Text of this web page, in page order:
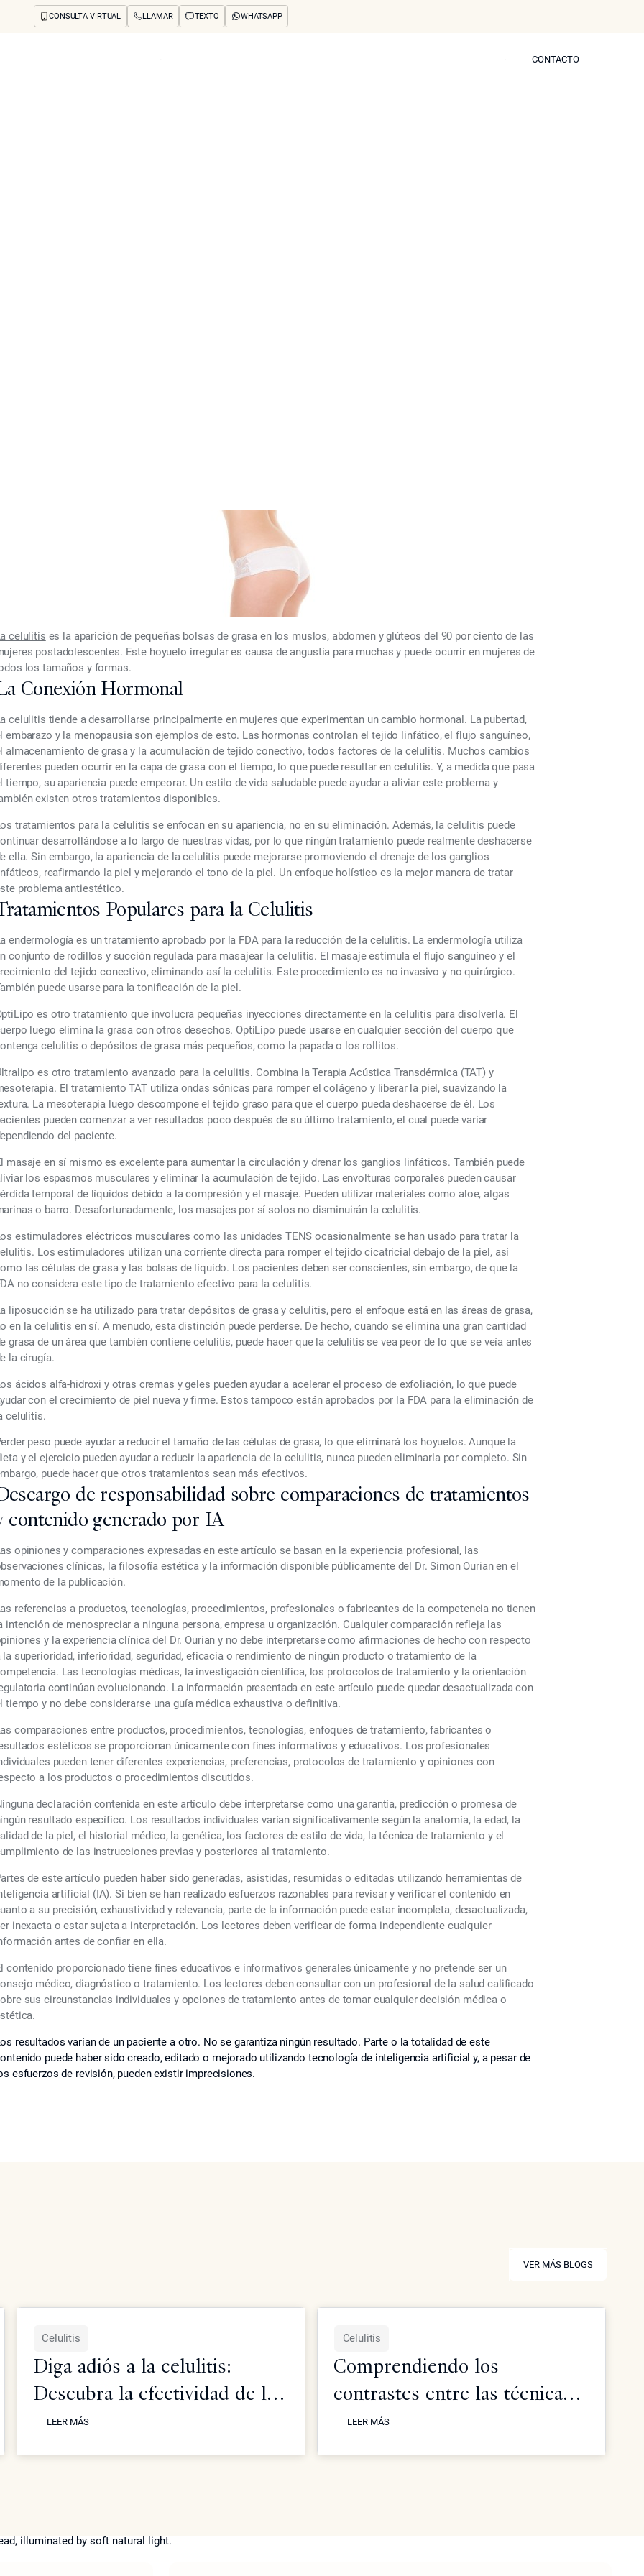
CONSULTA VIRTUAL LLAMAR TEXTO WHATSAPP
CONTACTO
celulitis es la aparición de pequeñas bolsas de grasa en los muslos, abdomen y glúteos del 90 por ciento de las
postadolescentes. Este hoyuelo irregular es causa de angustia para muchas y puede ocurrir en mujeres de
los tamaños y formas.
Conexión Hormonal
celulitis tiende a desarrollarse principalmente en mujeres que experimentan un cambio hormonal. La pubertad,
embarazo y la menopausia son ejemplos de esto. Las hormonas controlan el tejido linfático, el flujo sanguíneo,
almacenamiento de grasa y la acumulación de tejido conectivo, todos factores de la celulitis. Muchos cambios
pueden ocurrir en la capa de grasa con el tiempo, lo que puede resultar en celulitis. Y, a medida que pasa
tiempo, su apariencia puede empeorar. Un estilo de vida saludable puede ayudar a aliviar este problema y
existen otros tratamientos disponibles.
tratamientos para la celulitis se enfocan en su apariencia, no en su eliminación. Además, la celulitis puede
desarrollándose a lo largo de nuestras vidas, por lo que ningún tratamiento puede realmente deshacerse
ella. Sin embargo, la apariencia de la celulitis puede mejorarse promoviendo el drenaje de los ganglios
reafirmando la piel y mejorando el tono de la piel. Un enfoque holístico es la mejor manera de tratar
problema antiestético.
Populares para la Celulitis
endermología es un tratamiento aprobado por la FDA para la reducción de la celulitis. La endermología utiliza
conjunto de rodillos y succión regulada para masajear la celulitis. El masaje estimula el flujo sanguíneo y el
del tejido conectivo, eliminando así la celulitis. Este procedimiento es no invasivo y no quirúrgico.
puede usarse para la tonificación de la piel.
es otro tratamiento que involucra pequeñas inyecciones directamente en la celulitis para disolverla. El
luego elimina la grasa con otros desechos. OptiLipo puede usarse en cualquier sección del cuerpo que
celulitis o depósitos de grasa más pequeños, como la papada o los rollitos.
es otro tratamiento avanzado para la celulitis. Combina la Terapia Acústica Transdérmica (TAT) y
El tratamiento TAT utiliza ondas sónicas para romper el colágeno y liberar la piel, suavizando la
La mesoterapia luego descompone el tejido graso para que el cuerpo pueda deshacerse de él. Los
pueden comenzar a ver resultados poco después de su último tratamiento, el cual puede variar
del paciente.
masaje en sí mismo es excelente para aumentar la circulación y drenar los ganglios linfáticos. También puede
los espasmos musculares y eliminar la acumulación de tejido. Las envolturas corporales pueden causar
temporal de líquidos debido a la compresión y el masaje. Pueden utilizar materiales como aloe, algas
o barro. Desafortunadamente, los masajes por sí solos no disminuirán la celulitis.
estimuladores eléctricos musculares como las unidades TENS ocasionalmente se han usado para tratar la
Los estimuladores utilizan una corriente directa para romper el tejido cicatricial debajo de la piel, así
las células de grasa y las bolsas de líquido. Los pacientes deben ser conscientes, sin embargo, de que la
no considera este tipo de tratamiento efectivo para la celulitis.
liposucciónse ha utilizado para tratar depósitos de grasa y celulitis, pero el enfoque está en las áreas de grasa,
en la celulitis en sí. A menudo, esta distinción puede perderse. De hecho, cuando se elimina una gran cantidad
grasa de un área que también contiene celulitis, puede hacer que la celulitis se vea peor de lo que se veía antes
la cirugía.
ácidos alfa-hidroxi y otras cremas y geles pueden ayudar a acelerar el proceso de exfoliación, lo que puede
con el crecimiento de piel nueva y firme. Estos tampoco están aprobados por la FDA para la eliminación de
celulitis.
peso puede ayudar a reducir el tamaño de las células de grasa, lo que eliminará los hoyuelos. Aunque la
y el ejercicio pueden ayudar a reducir la apariencia de la celulitis, nunca pueden eliminarla por completo. Sin
puede hacer que otros tratamientos sean más efectivos.
de responsabilidad sobre comparaciones de tratamientos
contenido generado por IA
opiniones y comparaciones expresadas en este artículo se basan en la experiencia profesional, las
clínicas, la filosofía estética y la información disponible públicamente del Dr. Simon Ourian en el
de la publicación.
referencias a productos, tecnologías, procedimientos, profesionales o fabricantes de la competencia no tienen
intención de menospreciar a ninguna persona, empresa u organización. Cualquier comparación refleja las
y la experiencia clínica del Dr. Ourian y no debe interpretarse como afirmaciones de hecho con respecto
la superioridad, inferioridad, seguridad, eficacia o rendimiento de ningún producto o tratamiento de la
Las tecnologías médicas, la investigación científica, los protocolos de tratamiento y la orientación
continúan evolucionando. La información presentada en este artículo puede quedar desactualizada con
tiempo y no debe considerarse una guía médica exhaustiva o definitiva.
comparaciones entre productos, procedimientos, tecnologías, enfoques de tratamiento, fabricantes o
estéticos se proporcionan únicamente con fines informativos y educativos. Los profesionales
pueden tener diferentes experiencias, preferencias, protocolos de tratamiento y opiniones con
a los productos o procedimientos discutidos.
declaración contenida en este artículo debe interpretarse como una garantía, predicción o promesa de
resultado específico. Los resultados individuales varían significativamente según la anatomía, la edad, la
de la piel, el historial médico, la genética, los factores de estilo de vida, la técnica de tratamiento y el
de las instrucciones previas y posteriores al tratamiento.
de este artículo pueden haber sido generadas, asistidas, resumidas o editadas utilizando herramientas de
artificial (IA). Si bien se han realizado esfuerzos razonables para revisar y verificar el contenido en
a su precisión, exhaustividad y relevancia, parte de la información puede estar incompleta, desactualizada,
inexacta o estar sujeta a interpretación. Los lectores deben verificar de forma independiente cualquier
antes de confiar en ella.
contenido proporcionado tiene fines educativos e informativos generales únicamente y no pretende ser un
médico, diagnóstico o tratamiento. Los lectores deben consultar con un profesional de la salud calificado
sus circunstancias individuales y opciones de tratamiento antes de tomar cualquier decisión médica o
resultados varían de un paciente a otro. No se garantiza ningún resultado. Parte o la totalidad de este
puede haber sido creado, editado o mejorado utilizando tecnología de inteligencia artificial y, a pesar de
esfuerzos de revisión, pueden existir imprecisiones.
VER MÁS BLOGS
Celulitis
Diga adiós a la celulitis:
Descubra la efectividad de la
terapia con ultrasonido
LEER MÁS
Celulitis
Comprendiendo los
contrastes entre las técnicas
no quirúrgicas y quirúrgicas
LEER MÁS